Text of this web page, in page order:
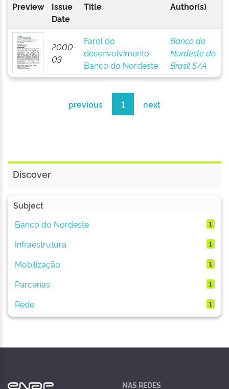
Preview
Issue
Date
Title Author(s)
2000-
03
Farol do
desenvolvimento
Banco do Nordeste
Banco do
Nordeste do
Brasil S/A
previous 1 next
Discover
Subject
Banco do Nordeste
1
Infraestrutura 1
Mobilização 1
Parcerias 1
Rede 1
NAS REDES